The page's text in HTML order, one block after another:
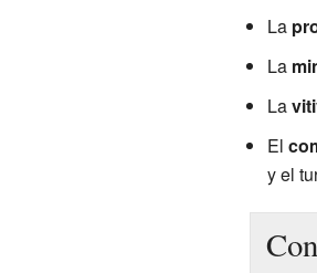
La
La
La
El
y el